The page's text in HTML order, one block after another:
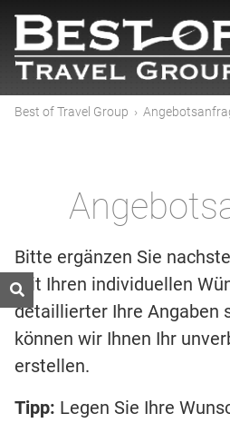
Best of Travel Group ›
Bitte ergänzen Sie
mit Ihren individuellen
detaillierter Ihre Angaben
können wir Ihnen Ihr
erstellen.
Tipp: Legen Sie Ihre